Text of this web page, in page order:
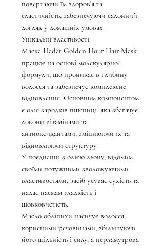
повертаючи їм здоров'я та
еластичність, забезпечуючи салонний
догляд у домашніх умовах.
Унікальні властивості:
Маска Hadat Golden Hour Hair Mask
працює на основі молекулярної
формули, що проникає в глибину
волосся та забезпечує комплексне
відновлення. Основним компонентом
є олія зародків пшениці, яка збагачує
локони вітамінами та
антиоксидантами, зміцнюючи їх та
відновлюючи структуру.
У поєднанні з олією льону, відомим
своїми потужними зволожуючими
властивостями, засіб усуває сухість та
надає пасмам гладкість і
шовковистість.
Масло обліпихи насичує волосся
корисними речовинами, збільшуючи
його щільність і силу, а перламутрова